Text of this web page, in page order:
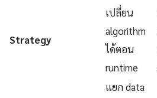
Strategy
เปลี่ยน
algorithm
ได้ตอน
runtime
แยก data